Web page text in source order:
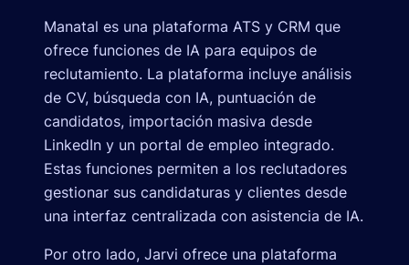
Manatal es una plataforma ATS y CRM que
ofrece funciones de IA para equipos de
reclutamiento. La plataforma incluye análisis
de CV, búsqueda con IA, puntuación de
candidatos, importación masiva desde
LinkedIn y un portal de empleo integrado.
Estas funciones permiten a los reclutadores
gestionar sus candidaturas y clientes desde
una interfaz centralizada con asistencia de IA.
Por otro lado, Jarvi ofrece una plataforma